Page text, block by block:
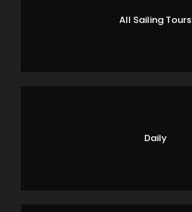
All Sailing Tours
Daily